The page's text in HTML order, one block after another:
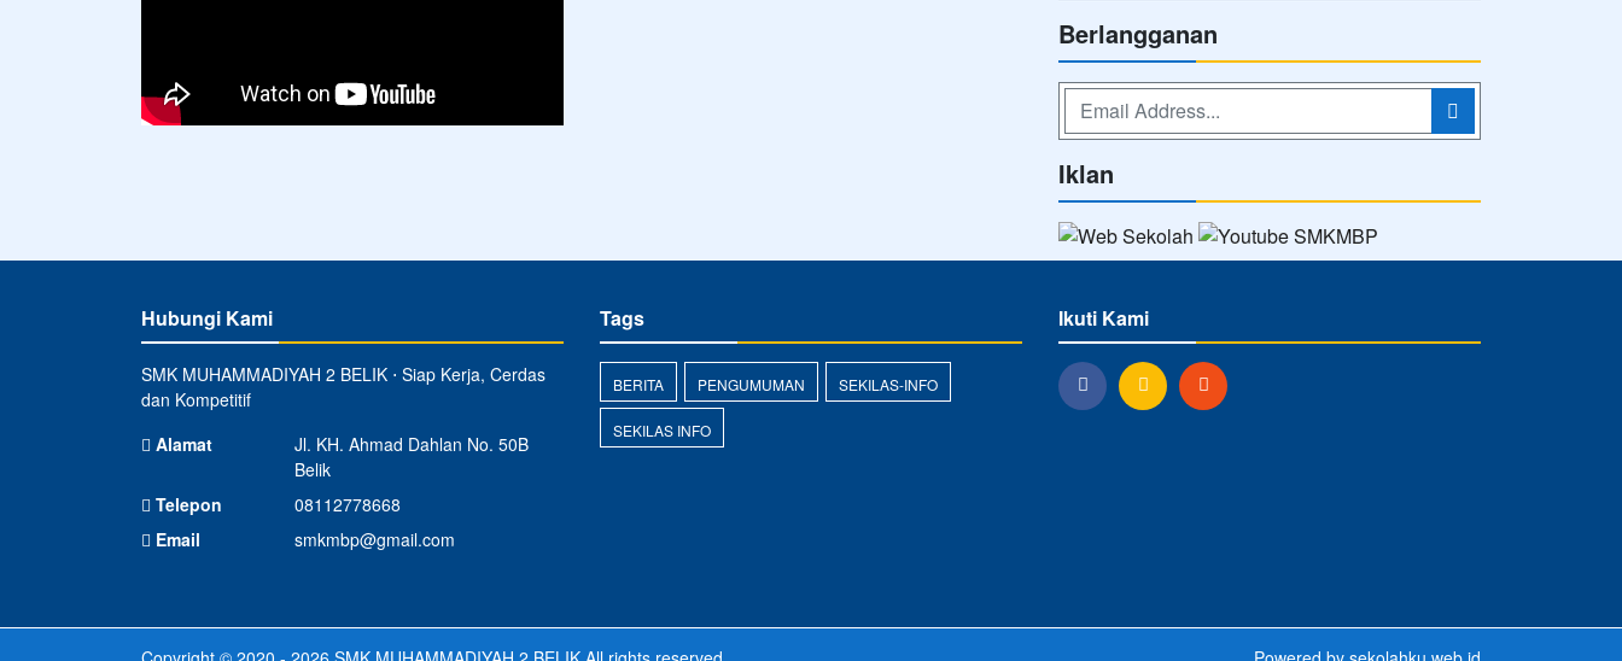
Berlangganan
Iklan
Hubungi Kami
SMK MUHAMMADIYAH 2 BELIK ⋅ Siap Kerja, Cerdas
dan Kompetitif
Alamat
Jl. KH. Ahmad Dahlan No. 50B
Belik
Telepon
08112778668
Email
smkmbp@gmail.com
Tags
BERITA PENGUMUMAN SEKILAS-INFO
SEKILAS INFO
Ikuti Kami